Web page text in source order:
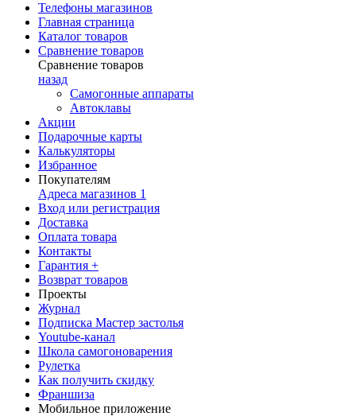
Телефоны магазинов
Главная страница
Каталог товаров
Сравнение товаров
Сравнение товаров
назад
Самогонные аппараты
Автоклавы
Акции
Подарочные карты
Калькуляторы
Избранное
Покупателям
Адреса магазинов 1
Вход или регистрация
Доставка
Оплата товара
Контакты
Гарантия +
Возврат товаров
Проекты
Журнал
Подписка Мастер застолья
Youtube-канал
Школа самогоноварения
Рулетка
Как получить скидку
Франшиза
Мобильное приложение